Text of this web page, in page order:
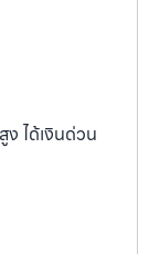
ได้เงินด่วน